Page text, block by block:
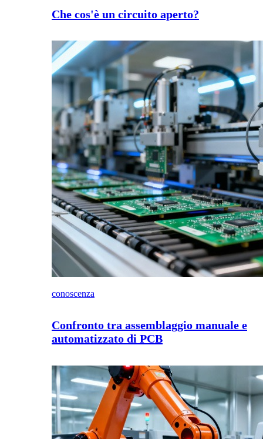
Che cos'è un circuito aperto?
conoscenza
Confronto tra assemblaggio manuale e
automatizzato di PCB